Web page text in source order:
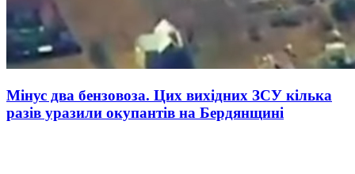
Мінус два бензовоза. Цих вихідних ЗСУ кілька
разів уразили окупантів на Бердянщині